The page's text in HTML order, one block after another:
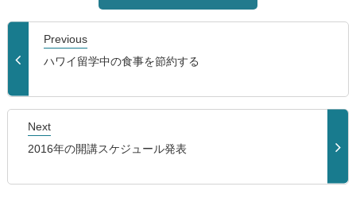
Previous
ハワイ留学中の食事を節約する
Next
2016年の開講スケジュール発表